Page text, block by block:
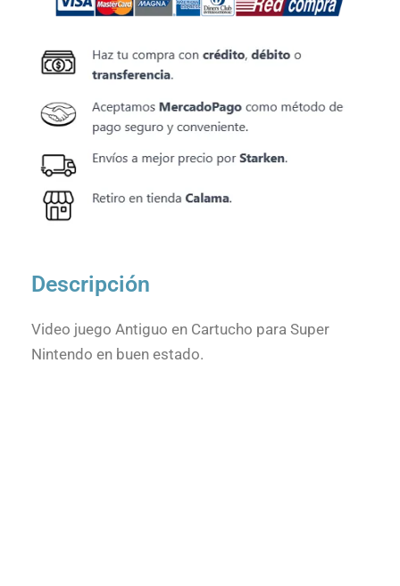
Descripción
Video juego Antiguo en Cartucho para Super
Nintendo en buen estado.